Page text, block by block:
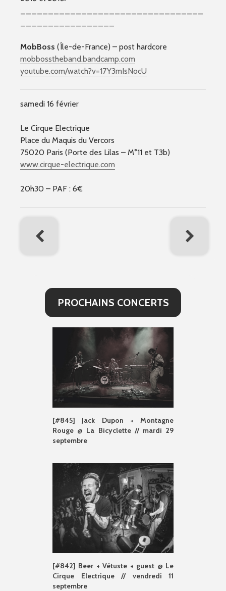
MobBoss (Île-de-France) – post hardcore
mobbosstheband.bandcamp.com
youtube.com/watch?v=17Y3mIsNocU
samedi 16 février
Le Cirque Electrique
Place du Maquis du Vercors
75020 Paris (Porte des Lilas – M°11 et T3b)
www.cirque-electrique.com
20h30 – PAF : 6€
PROCHAINS CONCERTS
[#845] Jack Dupon + Montagne
Rouge @ La Bicyclette // mardi 29
septembre
[#842] Beer + Vétuste + guest @ Le
Cirque Electrique // vendredi 11
septembre